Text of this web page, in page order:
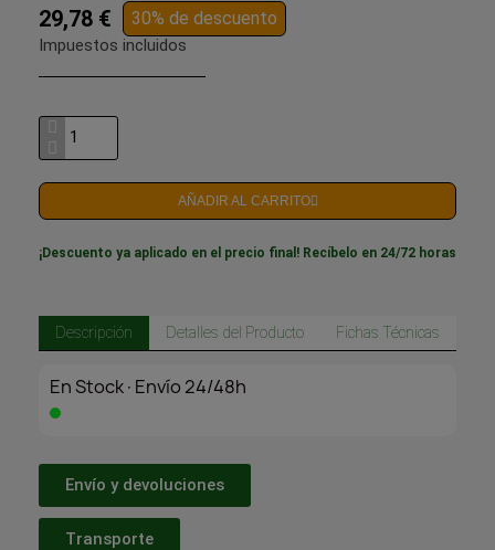
29,78 € 30% de descuento
Impuestos incluidos
AÑADIR AL CARRITO
¡Descuento ya aplicado en el precio final! Recíbelo en 24/72 horas
Descripción Detalles del Producto Fichas Técnicas
En Stock·Envío 24/48h
Envío y devoluciones
Transporte